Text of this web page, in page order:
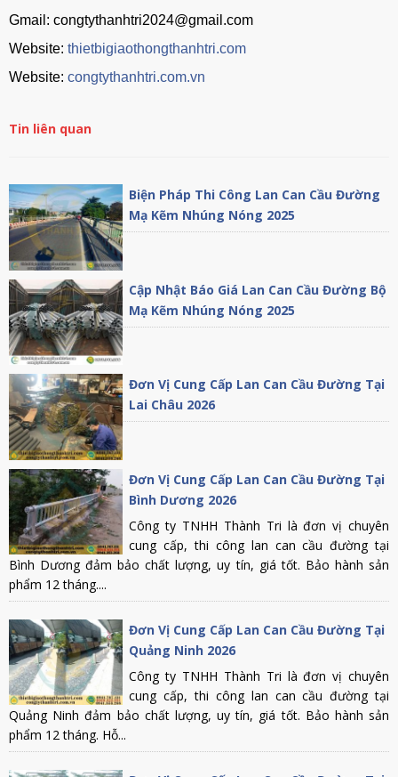
Gmail: congtythanhtri2024@gmail.com
Website: thietbigiaothongthanhtri.com
Website: congtythanhtri.com.vn
Tin liên quan
Biện Pháp Thi Công Lan Can Cầu Đường
Mạ Kẽm Nhúng Nóng 2025
Cập Nhật Báo Giá Lan Can Cầu Đường Bộ
Mạ Kẽm Nhúng Nóng 2025
Đơn Vị Cung Cấp Lan Can Cầu Đường Tại
Lai Châu 2026
Đơn Vị Cung Cấp Lan Can Cầu Đường Tại
Bình Dương 2026
Công ty TNHH Thành Tri là đơn vị chuyên
cung cấp, thi công lan can cầu đường tại
Bình Dương đảm bảo chất lượng, uy tín, giá tốt. Bảo hành sản
phẩm 12 tháng....
Đơn Vị Cung Cấp Lan Can Cầu Đường Tại
Quảng Ninh 2026
Công ty TNHH Thành Tri là đơn vị chuyên
cung cấp, thi công lan can cầu đường tại
Quảng Ninh đảm bảo chất lượng, uy tín, giá tốt. Bảo hành sản
phẩm 12 tháng. Hỗ...